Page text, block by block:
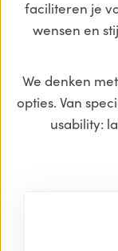
faciliteren je
wensen en
We denken
opties. Van
usability: